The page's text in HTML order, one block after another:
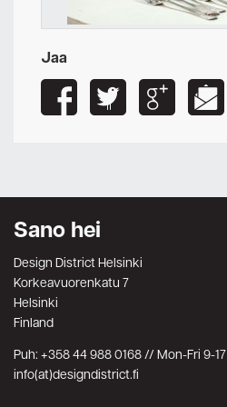
Jaa
Sano hei
Design District Helsinki
Korkeavuorenkatu 7
Helsinki
Finland
Puh: +358 44 988 0168 // Mon-Fri 9-17
info(at)designdistrict.fi